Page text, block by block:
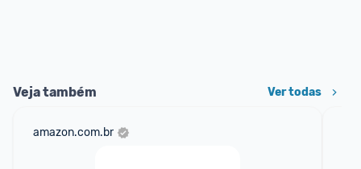
Veja também Ver todas
amazon.com.br